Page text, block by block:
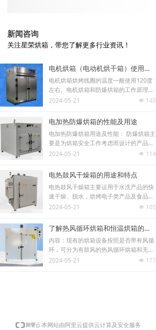
新闻咨询
关注星荣烘箱，带您了解更多行业资讯！
电机烘箱（电动机烘干箱）使用的温度及注意事项
电机烘箱烘烤线圈的温度一般使用120度
左右。电机烘箱和防爆烘箱的工作原理一
样，都是防止在烘干加热时出现爆炸现
넶 140
2024-05-21
电加热防爆烘箱的性能及用途
电加热防爆烘箱用途及性能： 防爆烘箱主
要是为烘箱安全工作考虑而设计的产品，
传统的通用型烘箱在烘烤易膨胀物体或操
至 爆炸，对工作人员的安全造成威胁，对
工作场地及其他设备造成损坏。
넶 114
2024-05-21
电热鼓风干燥箱的用途和特点
电热鼓风干燥箱主要运用于水洗产品的快
速干燥、脱水，烘烤电子类产品及食品加
工行业的物品脱水，油漆及喷塑类的固
机、镀业、塑料成型、、印制、药品、PC
板、粉类、浸漆、木材、陶瓷……等等的
加热、干燥、回火、预热、热定型、热加
工等。
넶 105
2024-05-21
了解热风循环烘箱和恒温烘箱的区别吗？
内容：现有的烘箱设备按照是否带有风循
环，可分为有鼓风的热风循环烘箱和无鼓
风的恒温烘箱两大类。
넶 177
2024-05-21
本网站由阿里云提供云计算及安全服务